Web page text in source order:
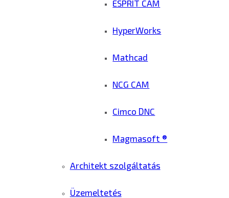
ESPRIT CAM
HyperWorks
Mathcad
NCG CAM
Cimco DNC
Magmasoft ®
Architekt szolgáltatás
Üzemeltetés